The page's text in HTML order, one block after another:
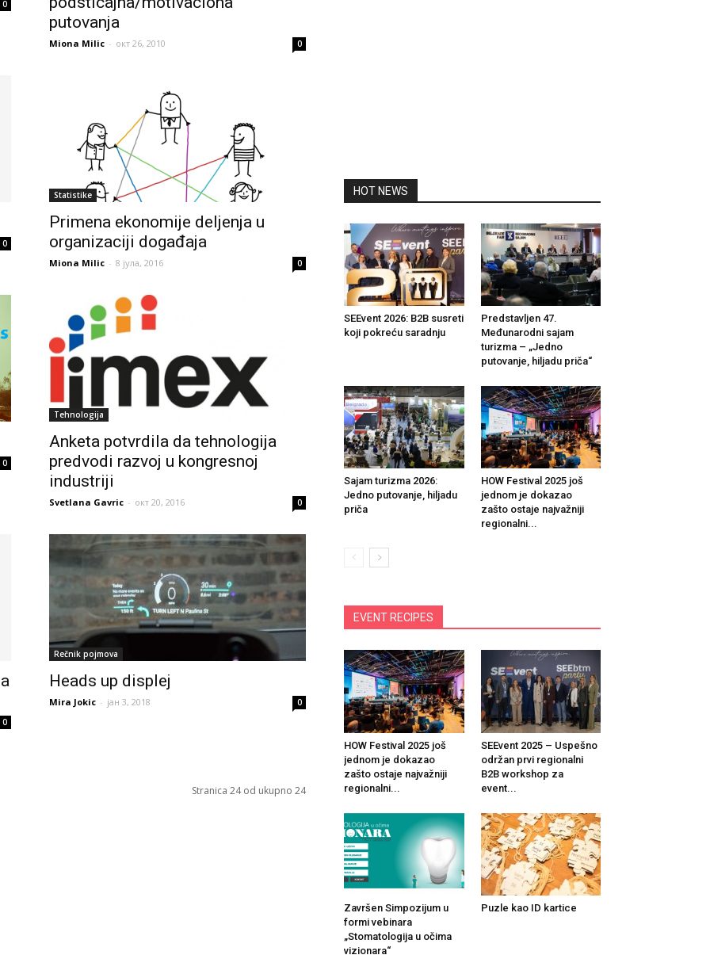
0
putovanja
Miona Milic - окт 26, 2010 0
0
Statistike
Primena ekonomije deljenja u
organizaciji događaja
Miona Milic - 8 јула, 2016 0
0
Tehnologija
Anketa potvrdila da tehnologija
predvodi razvoj u kongresnoj
industriji
Svetlana Gavric - окт 20, 2016 0
0
Rečnik pojmova
Heads up displej
Mira Jokic - јан 3, 2018 0
Stranica 24 od ukupno 24
HOT NEWS
SEEvent 2026: B2B susreti
koji pokreću saradnju
Predstavljen 47.
Međunarodni sajam
turizma – „Jedno
putovanje, hiljadu priča“
Sajam turizma 2026:
Jedno putovanje, hiljadu
priča
HOW Festival 2025 još
jednom je dokazao
zašto ostaje najvažniji
regionalni...
EVENT RECIPES
HOW Festival 2025 još
jednom je dokazao
zašto ostaje najvažniji
regionalni...
SEEvent 2025 – Uspešno
održan prvi regionalni
B2B workshop za
event...
Završen Simpozijum u
formi vebinara
„Stomatologija u očima
vizionara“
Puzle kao ID kartice